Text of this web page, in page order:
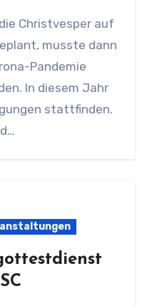
musste dann
Pandemie
In diesem Jahr
stattfinden.